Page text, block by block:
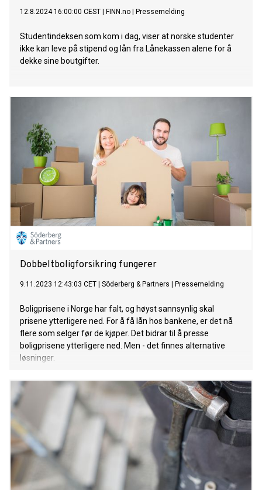
12.8.2024 16:00:00 CEST FINN.no Pressemelding
Studentindeksen som kom i dag, viser at norske studenter
ikke kan leve på stipend og lån fra Lånekassen alene for å
dekke sine boutgifter.
Dobbeltboligforsikring fungerer
9.11.2023 12:43:03 CET Söderberg & Partners Pressemelding
Boligprisene i Norge har falt, og høyst sannsynlig skal
prisene ytterligere ned. For å få lån hos bankene, er det nå
flere som selger før de kjøper. Det bidrar til å presse
boligprisene ytterligere ned. Men - det finnes alternative
løsninger.